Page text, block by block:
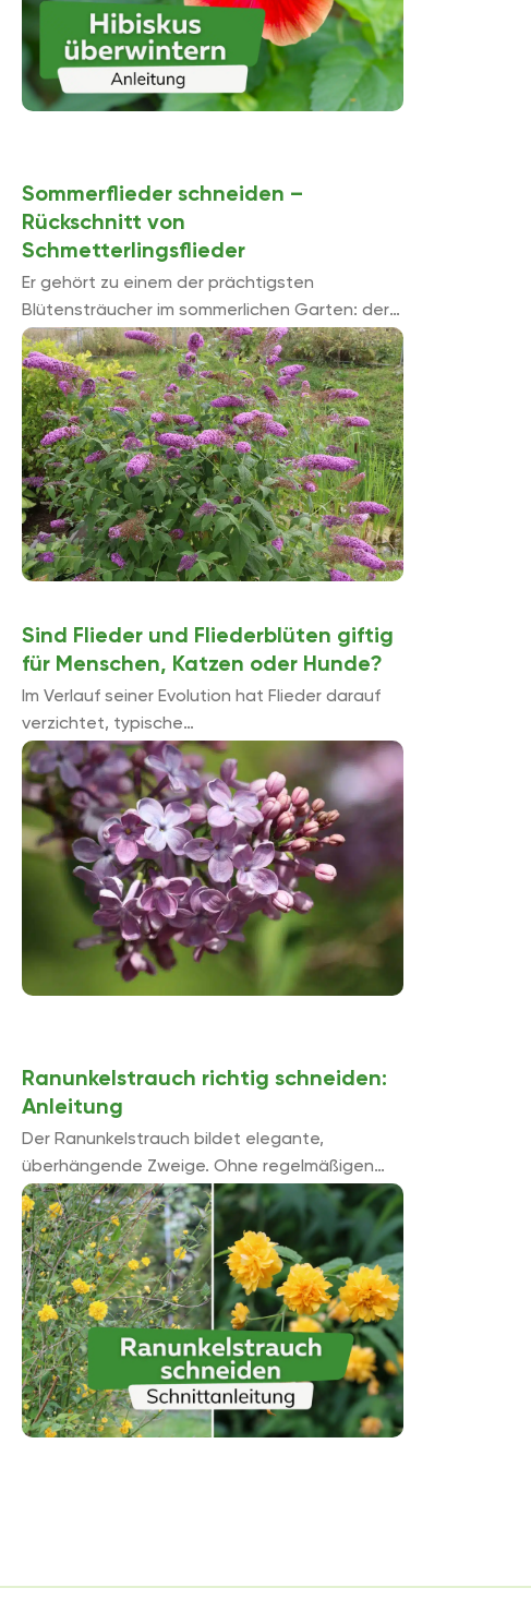
Sommerflieder schneiden –
Rückschnitt von
Schmetterlingsflieder
Er gehört zu einem der prächtigsten
Blütensträucher im sommerlichen Garten: der
Sommerflieder, auch Schmetterlingsflieder
genannt. Ein Rückschnitt des Sommerflieders
ist nicht zwingend notwendig, aber dennoch ...
Sind Flieder und Fliederblüten giftig
für Menschen, Katzen oder Hunde?
Im Verlauf seiner Evolution hat Flieder darauf
verzichtet, typische
Verteidigungsmechanismen zu entwickeln, wie
Dornen, Brennhaare oder scharfe Blattkanten.
Stattdessen setzt der Fliederbaum auf eine
aggressive Ausbreitung über Ausläufer, die ...
Ranunkelstrauch richtig schneiden:
Anleitung
Der Ranunkelstrauch bildet elegante,
überhängende Zweige. Ohne regelmäßigen
Schnitt kann er sich jedoch schnell ausbreiten.
Ein fachgerechter Rückschnitt erfordert
jedoch eine gezielte Schnittführung, um das
prä...